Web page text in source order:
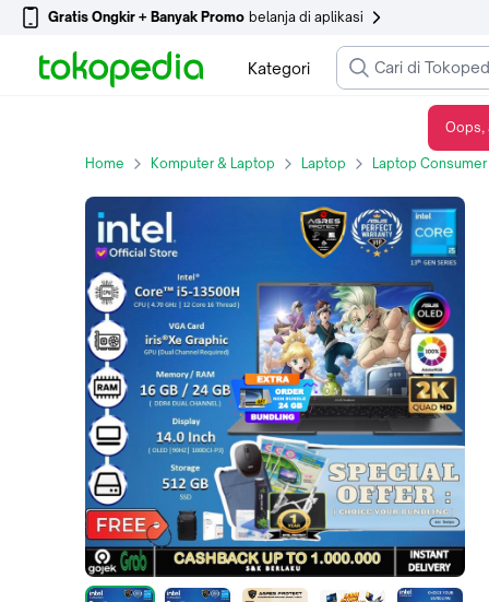
Gratis Ongkir + Banyak Promo belanja di aplikasi
Kategori
Home Komputer & Laptop Laptop Laptop Consumer
Oops,